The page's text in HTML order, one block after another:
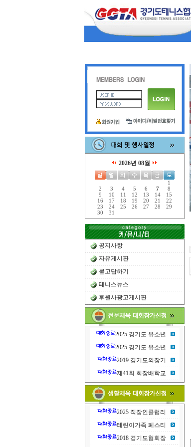
2026년 08월
1
2
3 4 5 6 7
8
9
10 11 12 13 14
15
16
17 18 19 20 21
22
23
24 25 26 27 28
29
30
31
공지사항
자유게시판
묻고답하기
테니스뉴스
후원사광고게시판
2025 경기도 유소년
2025 경기도 유소년
2019 경기도의장기
제41회 회장배학교
2025 직장인클럽리
테린이가족 페스티
2018 경기도협회장